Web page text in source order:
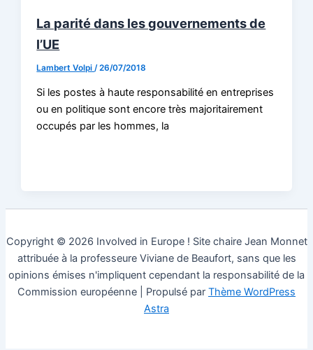
La parité dans les gouvernements de
l’UE
Lambert Volpi /26/07/2018
Si les postes à haute responsabilité en entreprises
ou en politique sont encore très majoritairement
occupés par les hommes, la
Copyright © 2026 Involved in Europe ! Site chaire Jean Monnet
attribuée à la professeure Viviane de Beaufort, sans que les
opinions émises n'impliquent cependant la responsabilité de la
Commission européenne | Propulsé par Thème WordPress
Astra